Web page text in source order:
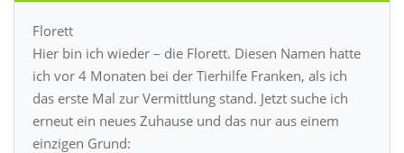
Florett
Hier bin ich wieder – die Florett. Diesen Namen hatte
ich vor 4 Monaten bei der Tierhilfe Franken, als ich
das erste Mal zur Vermittlung stand. Jetzt suche ich
erneut ein neues Zuhause und das nur aus einem
einzigen Grund: